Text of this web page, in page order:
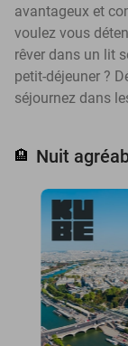
avantageux et
voulez vous
rêver dans un lit
petit-déjeuner ?
séjournez dans
🏨 Nuit